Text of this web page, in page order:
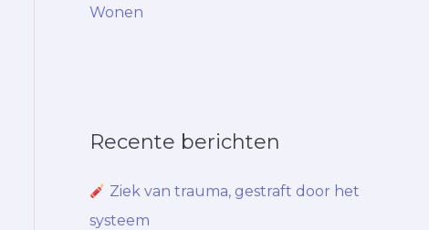
Wonen
Recente berichten
Ziek van trauma, gestraft door het
systeem